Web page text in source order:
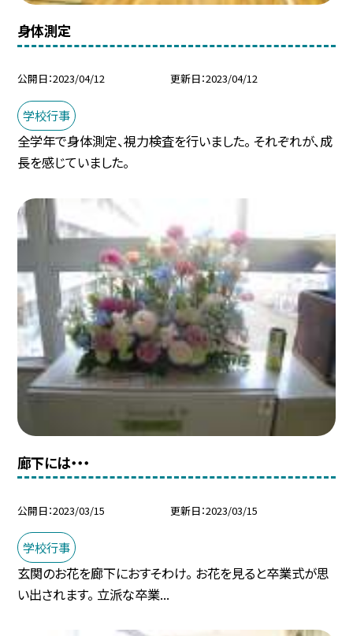
身体測定
公開日 2023/04/12 更新日 2023/04/12
学校行事
全学年で身体測定、視力検査を行いました。 それぞれが、成
長を感じていました。
廊下には・・・
公開日 2023/03/15 更新日 2023/03/15
学校行事
玄関のお花を廊下におすそわけ。 お花を見ると卒業式が思
い出されます。 立派な卒業...